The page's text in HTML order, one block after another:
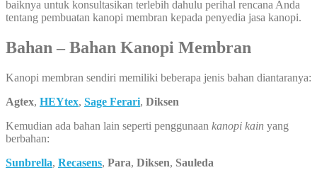
baiknya untuk konsultasikan terlebih dahulu perihal rencana Anda
tentang pembuatan kanopi membran kepada penyedia jasa kanopi.
Bahan – Bahan Kanopi Membran
Kanopi membran sendiri memiliki beberapa jenis bahan diantaranya:
Agtex, HEYtex, Sage Ferari, Diksen
Kemudian ada bahan lain seperti penggunaan kanopi kain yang
berbahan:
Sunbrella, Recasens, Para, Diksen, Sauleda